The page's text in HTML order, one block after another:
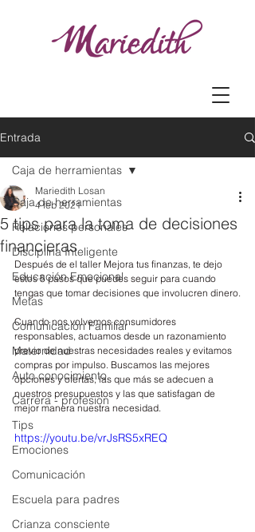
Entrada
Caja de herramientas
Relaciones personales
Disciplina Inteligente
Educación Emocional
Metas
Comunicación Familiar
Maternidad
Auto conocimiento
Carrera - profesion
Tips
Emociones
Comunicación
Escuela para padres
Crianza consciente
Caja de herramientas
5 tips para la toma de decisiones
financieras
Mariedith Losan
4 feb 2021
Después de el taller Mejora tus finanzas, te dejo
estos 5 pasos que puedes seguir para cuando
tengas que tomar decisiones que involucren dinero.
Cuando nos volvemos consumidores
responsables, actuamos desde un razonamiento
previo de nuestras necesidades reales y evitamos
compras por impulso. Buscamos las mejores
opciones y ofertas, las que más se adecuen a
nuestros presupuestos y las que satisfagan de
mejor manera nuestra necesidad.
https://youtu.be/vrJsRS5xREQ